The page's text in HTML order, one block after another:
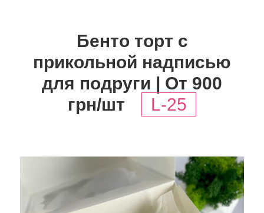
Бенто торт с
прикольной надписью
для подруги | От 900
грн/шт
L-25